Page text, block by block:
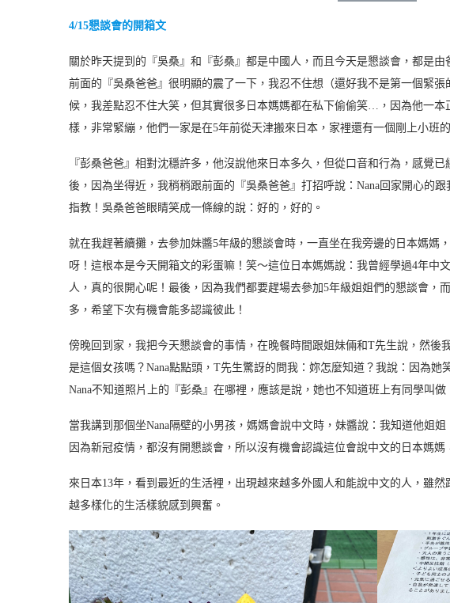
4/15懇談會的開箱文
關於昨天提到的『吳桑』和『彭桑』都是中國人，而且今天是懇談會，都是
前面的『吳桑爸爸』很明顯的震了一下，我忍不住想（還好我不是第一個緊
候，我差點忍不住大笑，但其實很多日本媽媽都在私下偷偷笑…，因為他一
樣，非常緊繃，他們一家是在5年前從天津搬來日本，家裡還有一個剛上小班
『彭桑爸爸』相對沈穩許多，他沒說他來日本多久，但從口音和行為，感覺
後，因為坐得近，我稍稍跟前面的『吳桑爸爸』打招呼說：Nana回家開心的
指教！吳桑爸爸眼睛笑成一條線的說：好的，好的。
就在我趕著續攤，去參加妹醬5年級的懇談會時，一直坐在我旁邊的日本媽媽
呀！這根本是今天開箱文的彩蛋嘛！笑～這位日本媽媽說：我曾經學過4年中
人，真的很開心呢！最後，因為我們都要趕場去參加5年級姐姐們的懇談會，
多，希望下次有機會能多認識彼此！
傍晚回到家，我把今天懇談會的事情，在晚餐時間跟姐妹倆和T先生說，然後
是這個女孩嗎？Nana點點頭，T先生驚訝的問我：妳怎麼知道？我說：因為
Nana不知道照片上的『彭桑』在哪裡，應該是說，她也不知道班上有同學叫做
當我講到那個坐Nana隔壁的小男孩，媽媽會說中文時，妹醬說：我知道他姐
因為新冠疫情，都沒有開懇談會，所以沒有機會認識這位會說中文的日本媽媽
來日本13年，看到最近的生活裡，出現越來越多外國人和能說中文的人，雖
越多樣化的生活樣貌感到興奮。